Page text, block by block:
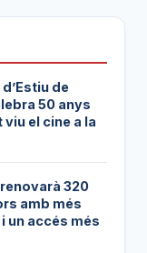
de
50 anys
el cine a la
320
amb més
un accés més